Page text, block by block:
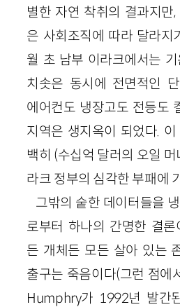
별한 자연 착취의 결과지만
은 사회조직에 따라 달라
월 초 남부 이라크에서는
치솟은 동시에 전면적인
에어컨도 냉장고도 전등도
지역은 생지옥이 되었다.
백히 (수십억 달러의 오일
라크 정부의 심각한 부패에
그밖의 숱한 데이터들을
로부터 하나의 간명한 결론
든 개체든 모든 살아 있는
출구는 죽음이다(그런 점에
Humphry가 1992년 발간